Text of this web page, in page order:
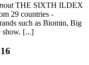
THE SIXTH ILDEX
29 countries -
such as Biomin, Big
show. [...]